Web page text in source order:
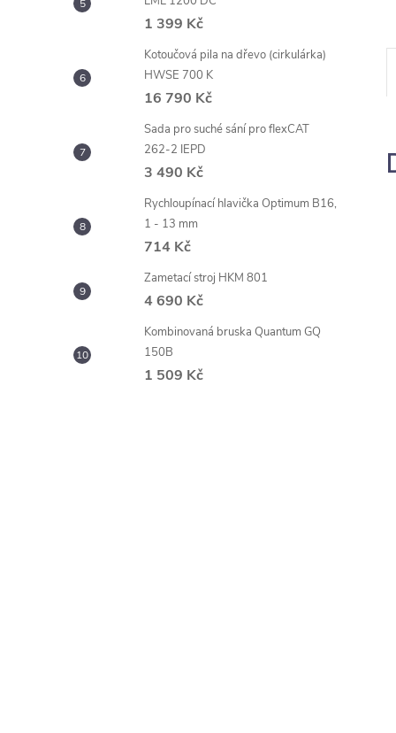
1 399 Kč
Kotoučová pila na dřevo (cirkulárka)
HWSE 700 K
16 790 Kč
Sada pro suché sání pro flexCAT
262-2 IEPD
3 490 Kč
Rychloupínací hlavička Optimum B16,
1 - 13 mm
714 Kč
Zametací stroj HKM 801
4 690 Kč
Kombinovaná bruska Quantum GQ
150B
1 509 Kč